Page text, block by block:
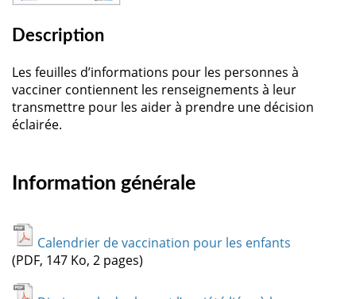
Description
Les feuilles d’informations pour les personnes à
vacciner contiennent les renseignements à leur
transmettre pour les aider à prendre une décision
éclairée.
Information générale
Calendrier de vaccination pour les enfants
(PDF, 147 Ko, 2 pages)